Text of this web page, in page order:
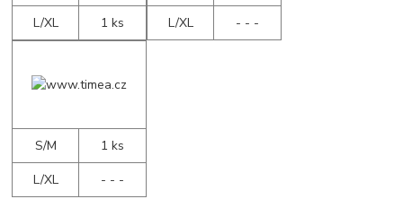
L/XL
1 ks
L/XL
- - -
S/M
1 ks
L/XL
- - -